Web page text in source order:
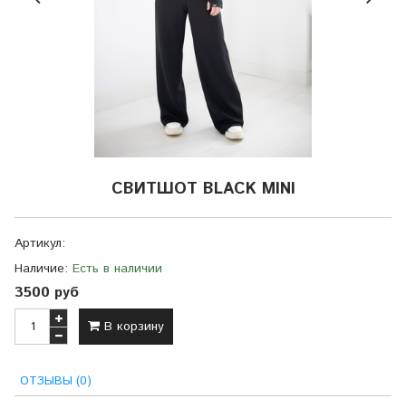
СВИТШОТ BLACK MINI
Артикул:
Наличие: Есть в наличии
3500 руб
В корзину
ОТЗЫВЫ (0)